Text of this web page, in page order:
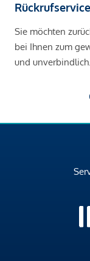
Rückrufservice
Sie möchten
bei Ihnen zum
und unverbindlich.